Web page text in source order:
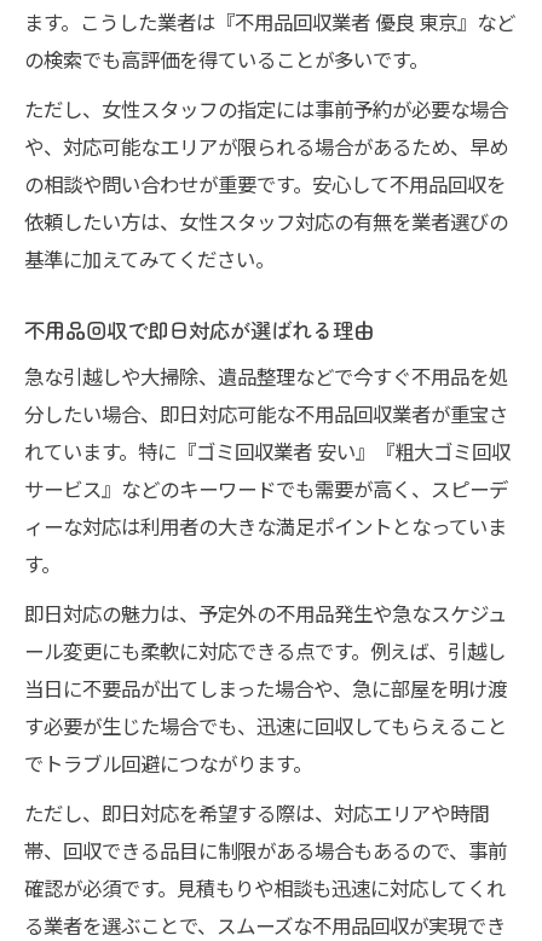
ます。こうした業者は『不用品回収業者 優良 東京』など
の検索でも高評価を得ていることが多いです。
ただし、女性スタッフの指定には事前予約が必要な場合
や、対応可能なエリアが限られる場合があるため、早め
の相談や問い合わせが重要です。安心して不用品回収を
依頼したい方は、女性スタッフ対応の有無を業者選びの
基準に加えてみてください。
不用品回収で即日対応が選ばれる理由
急な引越しや大掃除、遺品整理などで今すぐ不用品を処
分したい場合、即日対応可能な不用品回収業者が重宝さ
れています。特に『ゴミ回収業者 安い』『粗大ゴミ回収
サービス』などのキーワードでも需要が高く、スピーデ
ィーな対応は利用者の大きな満足ポイントとなっていま
す。
即日対応の魅力は、予定外の不用品発生や急なスケジュ
ール変更にも柔軟に対応できる点です。例えば、引越し
当日に不要品が出てしまった場合や、急に部屋を明け渡
す必要が生じた場合でも、迅速に回収してもらえること
でトラブル回避につながります。
ただし、即日対応を希望する際は、対応エリアや時間
帯、回収できる品目に制限がある場合もあるので、事前
確認が必須です。見積もりや相談も迅速に対応してくれ
る業者を選ぶことで、スムーズな不用品回収が実現でき